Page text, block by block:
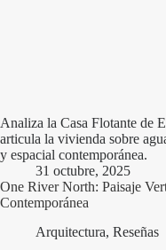
Analiza la Casa Flotante de
articula la vivienda sobre
y espacial contemporánea.
31 octubre, 2025
One River North: Paisaje
Contemporánea
Arquitectura, Reseñas